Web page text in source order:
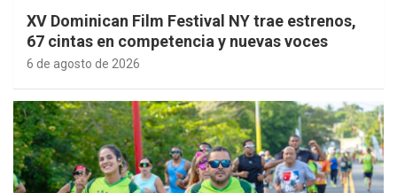
XV Dominican Film Festival NY trae estrenos,
67 cintas en competencia y nuevas voces
6 de agosto de 2026